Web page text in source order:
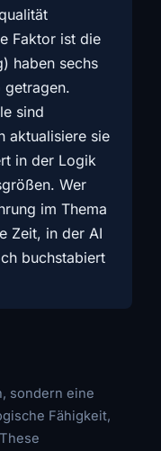
Faktor ist die
haben sechs
getragen.
sind
aktualisiere sie
in der Logik
Wer
im Thema
Zeit, in der AI
buchstabiert
sondern eine
Fähigkeit,